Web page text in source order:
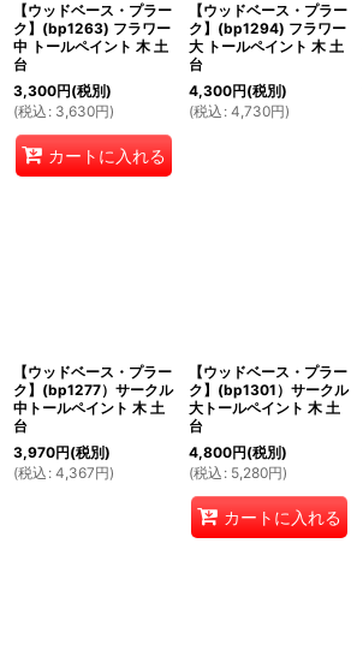
【ウッドベース・プラー
ク】(bp1263) フラワー
中 トールペイント 木 土
台
3,300円(税別)
(税込 : 3,630円)
カートに入れる
【ウッドベース・プラー
ク】(bp1294) フラワー
大 トールペイント 木 土
台
4,300円(税別)
(税込 : 4,730円)
【ウッドベース・プラー
ク】(bp1277）サークル
中トールペイント 木 土
台
3,970円(税別)
(税込 : 4,367円)
【ウッドベース・プラー
ク】(bp1301）サークル
大トールペイント 木 土
台
4,800円(税別)
(税込 : 5,280円)
カートに入れる